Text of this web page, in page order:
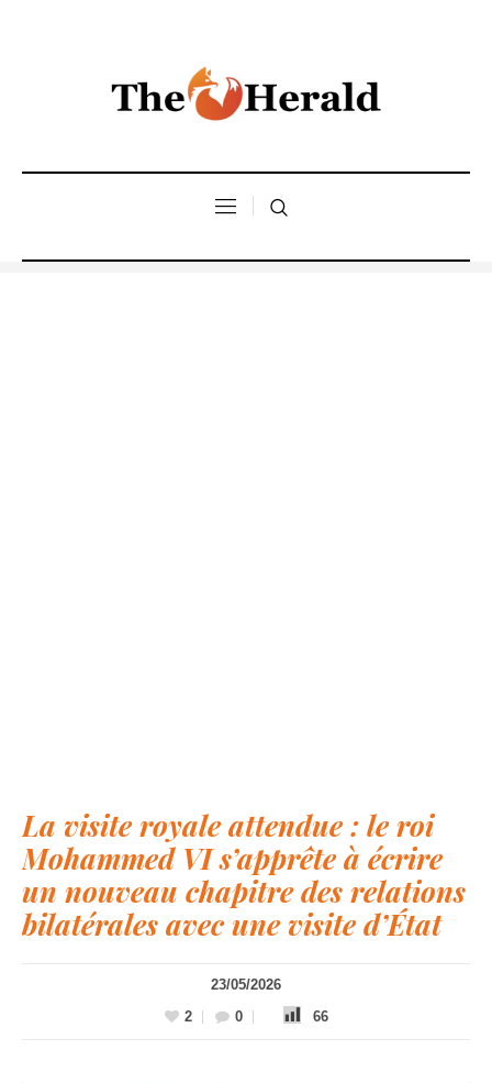
La visite royale attendue : le roi
Mohammed VI s’apprête à écrire
un nouveau chapitre des relations
bilatérales avec une visite d’État
23/05/2026
2
0 66